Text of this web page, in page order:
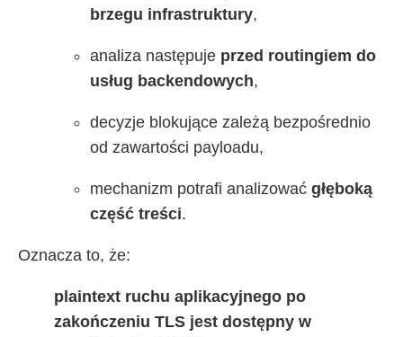
brzegu infrastruktury,
analiza następuje przed routingiem do
usług backendowych,
decyzje blokujące zależą bezpośrednio
od zawartości payloadu,
mechanizm potrafi analizować głęboką
część treści.
Oznacza to, że:
plaintext ruchu aplikacyjnego po
zakończeniu TLS jest dostępny w